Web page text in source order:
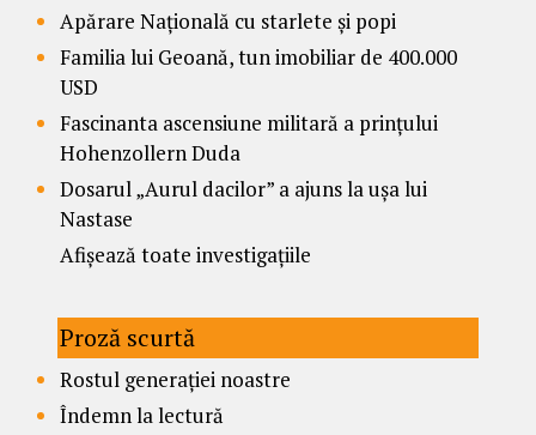
Apărare Națională cu starlete și popi
Familia lui Geoană, tun imobiliar de 400.000
USD
Fascinanta ascensiune militară a prințului
Hohenzollern Duda
Dosarul „Aurul dacilor” a ajuns la ușa lui
Nastase
Afișează toate investigațiile
Proză scurtă
Rostul generației noastre
Îndemn la lectură